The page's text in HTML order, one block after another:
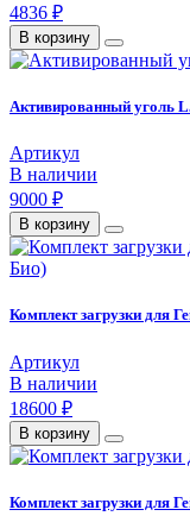
4836 ₽
В корзину
Активированный уголь
Артикул
В наличии
9000 ₽
В корзину
Комплект загрузки для
Артикул
В наличии
18600 ₽
В корзину
Комплект загрузки для